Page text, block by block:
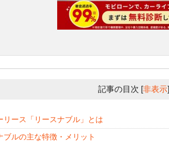
記事の目次 [非表示]
リース「リースナブル」とは
ブルの主な特徴・メリット